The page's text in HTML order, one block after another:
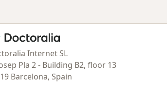
- Página de inicio
Internet SL
Pla 2 - Building B2, floor 13
Barcelona, Spain